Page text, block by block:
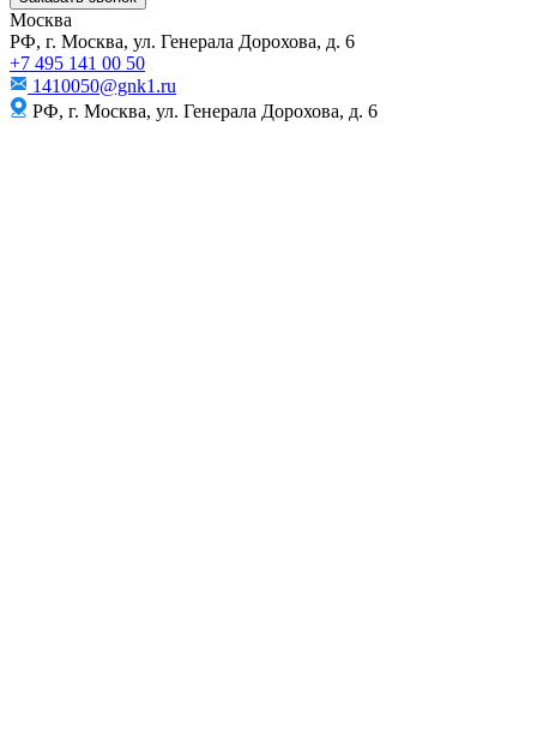
Москва
РФ, г. Москва, ул. Генерала Дорохова, д. 6
+7 495 141 00 50
1410050@gnk1.ru
РФ, г. Москва, ул. Генерала Дорохова, д. 6